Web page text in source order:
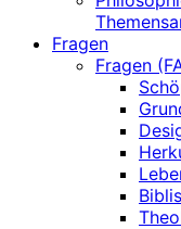
Fragen
Fragen